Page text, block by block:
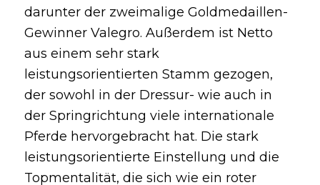
darunter der zweimalige Goldmedaillen-
Gewinner Valegro. Außerdem ist Netto
aus einem sehr stark
leistungsorientierten Stamm gezogen,
der sowohl in der Dressur- wie auch in
der Springrichtung viele internationale
Pferde hervorgebracht hat. Die stark
leistungsorientierte Einstellung und die
Topmentalität, die sich wie ein roter